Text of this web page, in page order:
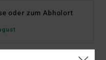
oder zum Abholort